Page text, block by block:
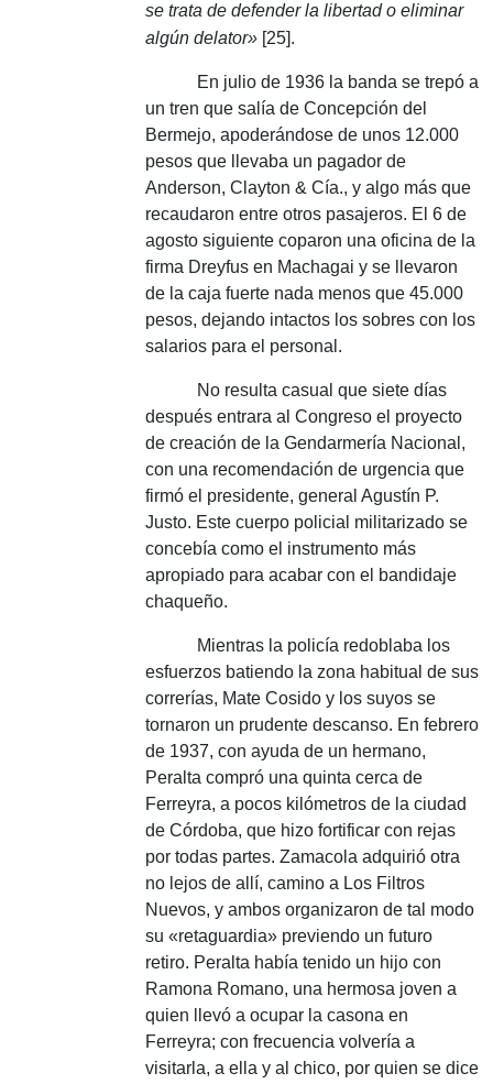
se trata de defender la libertad o eliminar
algún delator» [25].
En julio de 1936 la banda se trepó a
un tren que salía de Concepción del
Bermejo, apoderándose de unos 12.000
pesos que llevaba un pagador de
Anderson, Clayton & Cía., y algo más que
recaudaron entre otros pasajeros. El 6 de
agosto siguiente coparon una oficina de la
firma Dreyfus en Machagai y se llevaron
de la caja fuerte nada menos que 45.000
pesos, dejando intactos los sobres con los
salarios para el personal.
No resulta casual que siete días
después entrara al Congreso el proyecto
de creación de la Gendarmería Nacional,
con una recomendación de urgencia que
firmó el presidente, general Agustín P.
Justo. Este cuerpo policial militarizado se
concebía como el instrumento más
apropiado para acabar con el bandidaje
chaqueño.
Mientras la policía redoblaba los
esfuerzos batiendo la zona habitual de sus
correrías, Mate Cosido y los suyos se
tornaron un prudente descanso. En febrero
de 1937, con ayuda de un hermano,
Peralta compró una quinta cerca de
Ferreyra, a pocos kilómetros de la ciudad
de Córdoba, que hizo fortificar con rejas
por todas partes. Zamacola adquirió otra
no lejos de allí, camino a Los Filtros
Nuevos, y ambos organizaron de tal modo
su «retaguardia» previendo un futuro
retiro. Peralta había tenido un hijo con
Ramona Romano, una hermosa joven a
quien llevó a ocupar la casona en
Ferreyra; con frecuencia volvería a
visitarla, a ella y al chico, por quien se dice